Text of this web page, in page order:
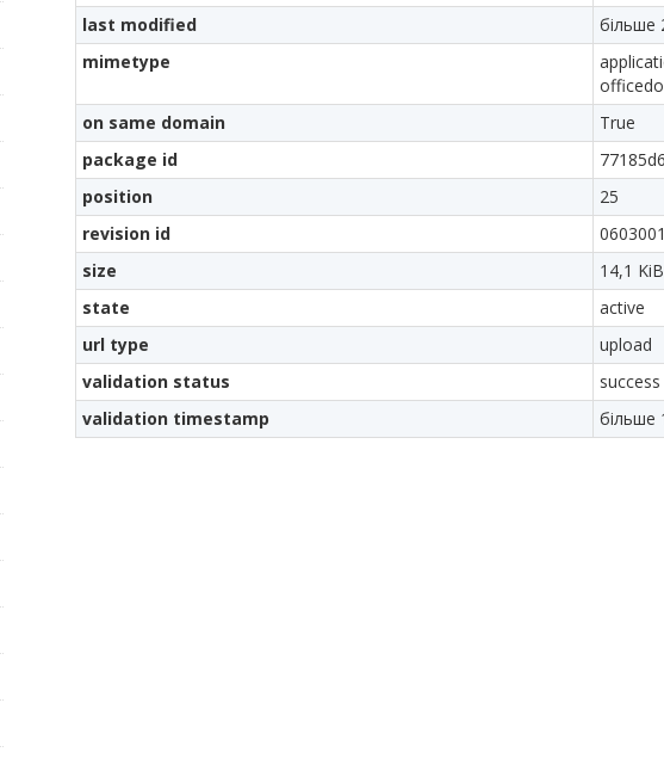
last modified
більше
mimetype
on same domain
True
package id
position
25
revision id
size
14,1 KiB
state
active
url type
upload
validation status
success
validation timestamp
більше